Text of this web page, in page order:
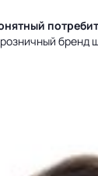
бренд